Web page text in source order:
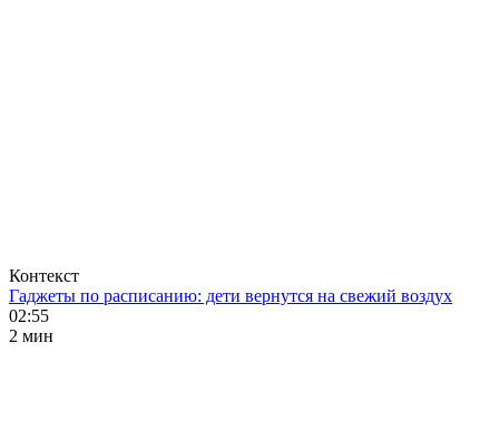
Контекст
Гаджеты по расписанию: дети вернутся на свежий воздух
02:55
2 мин